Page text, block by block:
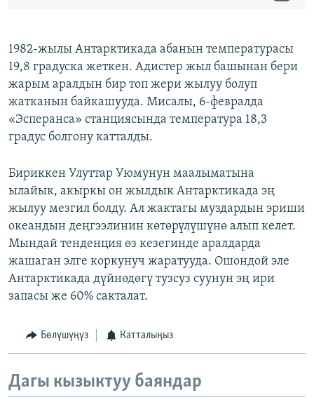
1982-жылы Антарктикада абанын температурасы
19,8 градуска жеткен. Адистер жыл башынан бери
жарым аралдын бир топ жери жылуу болуп
жатканын байкашууда. Мисалы, 6-февралда
«Эсперанса» станциясында температура 18,3
градус болгону катталды.
Бириккен Улуттар Уюмунун маалыматына
ылайык, акыркы он жылдык Антарктикада эң
жылуу мезгил болду. Ал жактагы муздардын эриши
океандын деңгээлинин көтөрүлүшүнө алып келет.
Мындай тенденция өз кезегинде аралдарда
жашаган элге коркунуч жаратууда. Ошондой эле
Антарктикада дүйнөдөгү тузсуз суунун эң ири
запасы же 60% сакталат.
Бөлүшүңүз Катталыңыз
Дагы кызыктуу баяндар